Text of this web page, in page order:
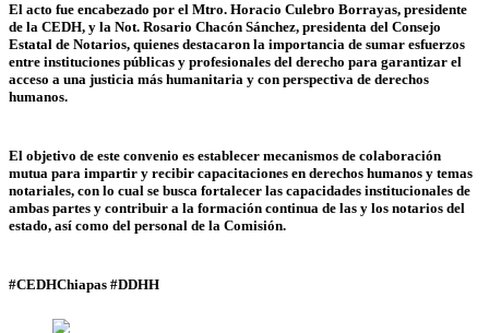
El acto fue encabezado por el Mtro. Horacio Culebro Borrayas, presidente
de la CEDH, y la Not. Rosario Chacón Sánchez, presidenta del Consejo
Estatal de Notarios, quienes destacaron la importancia de sumar esfuerzos
entre instituciones públicas y profesionales del derecho para garantizar el
acceso a una justicia más humanitaria y con perspectiva de derechos
humanos.
El objetivo de este convenio es establecer mecanismos de colaboración
mutua para impartir y recibir capacitaciones en derechos humanos y temas
notariales, con lo cual se busca fortalecer las capacidades institucionales de
ambas partes y contribuir a la formación continua de las y los notarios del
estado, así como del personal de la Comisión.
#CEDHChiapas #DDHH